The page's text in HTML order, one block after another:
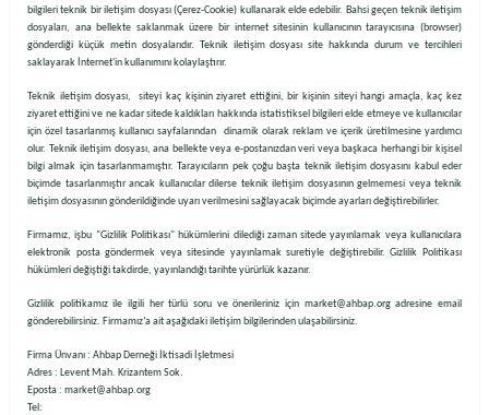
bilgileri teknik bir iletişim dosyası (Çerez-Cookie) kullanarak elde edebilir. Bahsi geçen teknik iletişim
dosyaları, ana bellekte saklanmak üzere bir internet sitesinin kullanıcının tarayıcısına (browser)
gönderdiği küçük metin dosyalarıdır. Teknik iletişim dosyası site hakkında durum ve tercihleri
saklayarak İnternet'in kullanımını kolaylaştırır.
Teknik iletişim dosyası, siteyi kaç kişinin ziyaret ettiğini, bir kişinin siteyi hangi amaçla, kaç kez
ziyaret ettiğini ve ne kadar sitede kaldıkları hakkında istatistiksel bilgileri elde etmeye ve kullanıcılar
için özel tasarlanmış kullanıcı sayfalarından dinamik olarak reklam ve içerik üretilmesine yardımcı
olur. Teknik iletişim dosyası, ana bellekte veya e-postanızdan veri veya başkaca herhangi bir kişisel
bilgi almak için tasarlanmamıştır. Tarayıcıların pek çoğu başta teknik iletişim dosyasını kabul eder
biçimde tasarlanmıştır ancak kullanıcılar dilerse teknik iletişim dosyasının gelmemesi veya teknik
iletişim dosyasının gönderildiğinde uyarı verilmesini sağlayacak biçimde ayarları değiştirebilirler.
Firmamız, işbu "Gizlilik Politikası" hükümlerini dilediği zaman sitede yayınlamak veya kullanıcılara
elektronik posta göndermek veya sitesinde yayınlamak suretiyle değiştirebilir. Gizlilik Politikası
hükümleri değiştiği takdirde, yayınlandığı tarihte yürürlük kazanır.
Gizlilik politikamız ile ilgili her türlü soru ve önerileriniz için market@ahbap.orgadresine email
gönderebilirsiniz. Firmamız’a ait aşağıdaki iletişim bilgilerinden ulaşabilirsiniz.
Firma Ünvanı : Ahbap Derneği İktisadi İşletmesi
Adres : Levent Mah. Krizantem Sok.
Eposta : market@ahbap.org
Tel: